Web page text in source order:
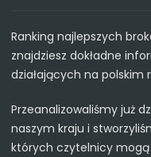
Ranking najlepszych
znajdziesz dokładne
działających na polskim
Przeanalizowaliśmy już
naszym kraju i
których czytelnicy